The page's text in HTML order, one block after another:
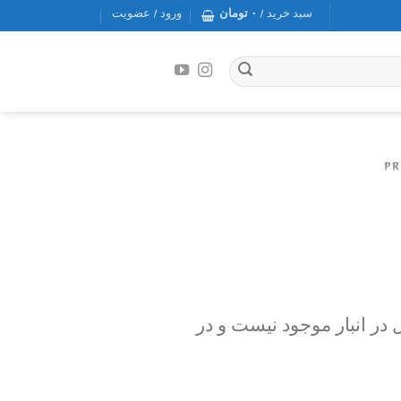
سبد خرید / ۰ تومان ورود / عضویت
انبار موجود نیست و در